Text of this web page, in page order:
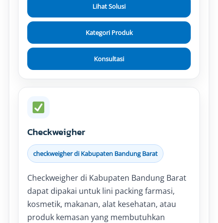
Lihat Solusi
Kategori Produk
Konsultasi
Checkweigher
checkweigher di Kabupaten Bandung Barat
Checkweigher di Kabupaten Bandung Barat
dapat dipakai untuk lini packing farmasi,
kosmetik, makanan, alat kesehatan, atau
produk kemasan yang membutuhkan